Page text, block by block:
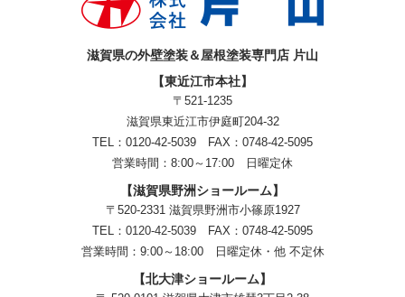
滋賀県の外壁塗装＆屋根塗装専門店 片山
【東近江市本社】
〒521-1235
滋賀県東近江市伊庭町204-32
TEL：0120-42-5039 FAX：0748-42-5095
営業時間：8:00～17:00 日曜定休
【滋賀県野洲ショールーム】
〒520-2331 滋賀県野洲市小篠原1927
TEL： 0120-42-5039 FAX：0748-42-5095
営業時間：9:00～18:00
日曜定休・他 不定休
【北大津ショールーム】